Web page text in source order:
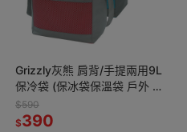
Grizzly灰熊 肩背/手提兩用9L
保冷袋 (保冰袋保溫袋 戶外 露
營 釣魚 保冰袋)
$590
$390